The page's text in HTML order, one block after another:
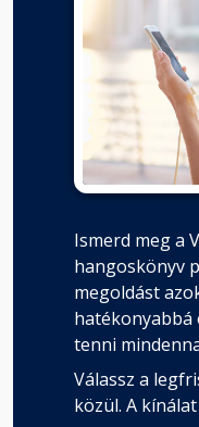
Ismerd meg a
hangoskönyv
megoldást
hatékonyabbá
tenni
Válassz a
közül. A